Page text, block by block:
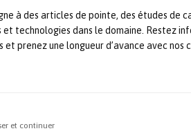
à des articles de pointe, des études de
technologies dans le domaine. Restez
prenez une longueur d’avance avec nos
et continuer
les Programme
pilotés par le Secrétariat
Après deux années de